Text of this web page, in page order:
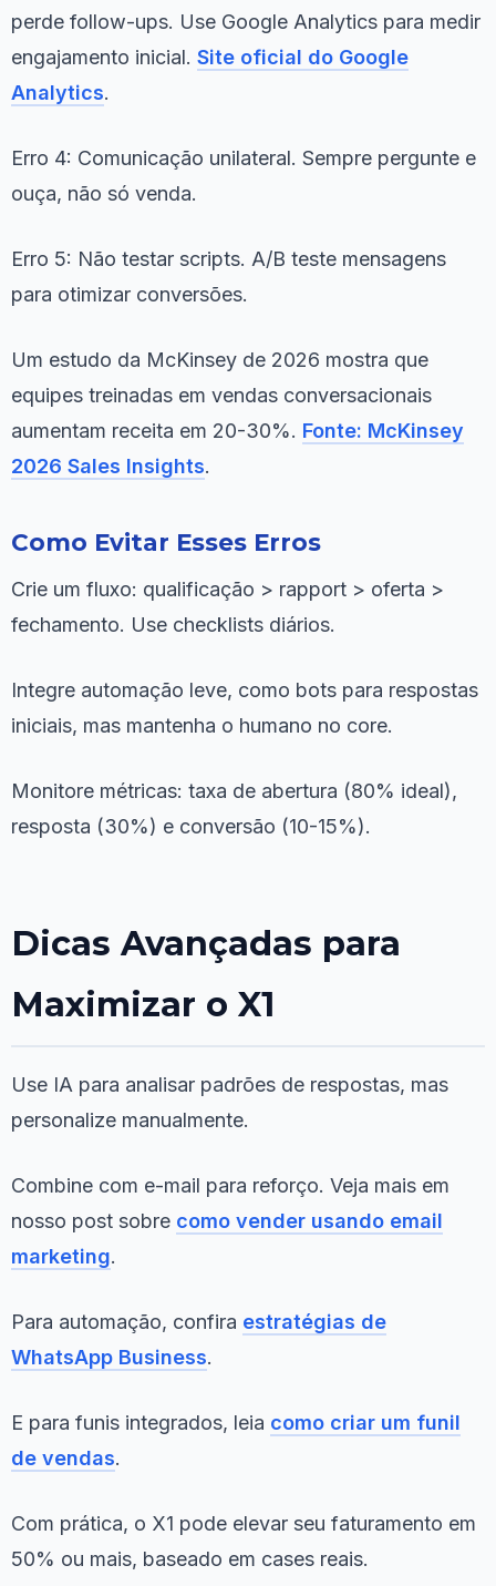
perde follow-ups. Use Google Analytics para medir
engajamento inicial. Site oficial do Google
Analytics.
Erro 4: Comunicação unilateral. Sempre pergunte e
ouça, não só venda.
Erro 5: Não testar scripts. A/B teste mensagens
para otimizar conversões.
Um estudo da McKinsey de 2026 mostra que
equipes treinadas em vendas conversacionais
aumentam receita em 20-30%. Fonte: McKinsey
2026 Sales Insights.
Como Evitar Esses Erros
Crie um fluxo: qualificação > rapport > oferta >
fechamento. Use checklists diários.
Integre automação leve, como bots para respostas
iniciais, mas mantenha o humano no core.
Monitore métricas: taxa de abertura (80% ideal),
resposta (30%) e conversão (10-15%).
Dicas Avançadas para
Maximizar o X1
Use IA para analisar padrões de respostas, mas
personalize manualmente.
Combine com e-mail para reforço. Veja mais em
nosso post sobre como vender usando email
marketing.
Para automação, confira estratégias de
WhatsApp Business.
E para funis integrados, leia como criar um funil
de vendas.
Com prática, o X1 pode elevar seu faturamento em
50% ou mais, baseado em cases reais.